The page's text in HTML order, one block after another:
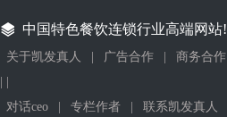
中国特色餐饮连锁行业高端网站!
关于凯发真人 广告合作
商务合作
对话ceo
专栏作者 联系凯发真人